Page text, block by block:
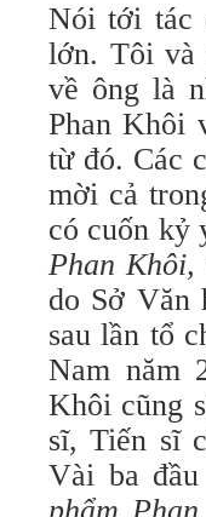
Nói tới tác
lớn. Tôi và
về ông là
Phan Khôi
từ đó. Các
mời cả
có cuốn kỷ
Phan
do Sở Văn
sau lần tổ
Nam năm
Khôi cũng
sĩ, Tiến sĩ
Vài ba